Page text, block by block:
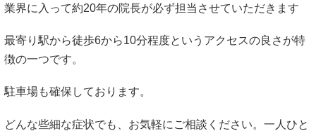
業界に入って約20年の院長が必ず担当させていただきます
最寄り駅から徒歩6から10分程度というアクセスの良さが特
徴の一つです。
駐車場も確保しております。
どんな些細な症状でも、お気軽にご相談ください。一人ひと